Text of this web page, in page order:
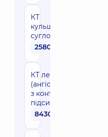
КТ
кульшових
суглобів
2580 грн
КТ легеневих артерій
(ангіопульмонографія)
з контрастним
підсиленням
8430 грн